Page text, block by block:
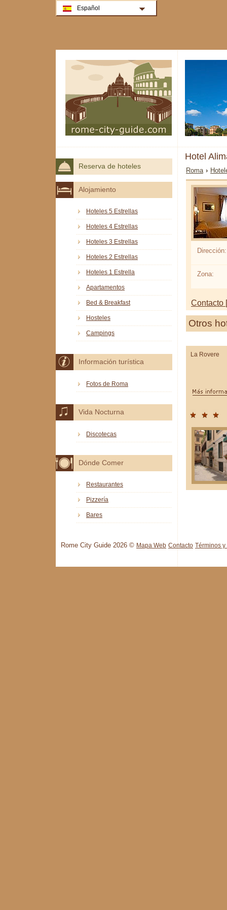
Hotel
Roma ›
Dirección:
Zona:
Contacto
Otros
La Rovere
Reserva de hoteles
Alojamiento
Hoteles 5 Estrellas
Hoteles 4 Estrellas
Hoteles 3 Estrellas
Hoteles 2 Estrellas
Hoteles 1 Estrella
Apartamentos
Bed & Breakfast
Hosteles
Campings
Información turística
Fotos de Roma
Vida Nocturna
Discotecas
Dónde Comer
Restaurantes
Pizzería
Bares
Rome City Guide 2026 © Mapa Web Contacto Términos
Español